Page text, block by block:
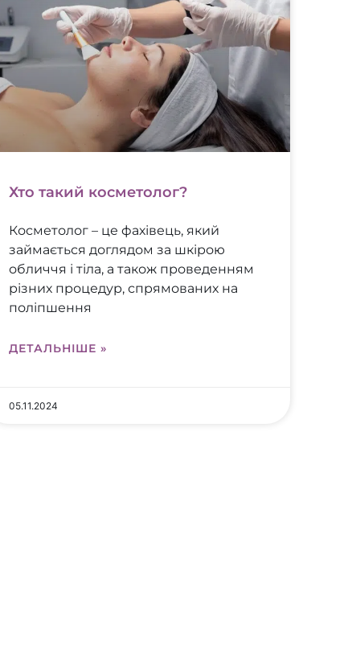
Хто такий косметолог?
Косметолог – це фахівець, який
займається доглядом за шкірою
обличчя і тіла, а також проведенням
різних процедур, спрямованих на
поліпшення
ДЕТАЛЬНІШЕ »
05.11.2024